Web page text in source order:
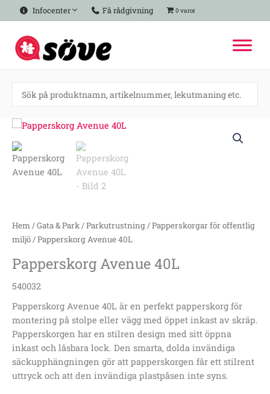
Hoppa
till
innehåll
Infocenter Få rådgivning 0 varor
Hem/Gata & Park/Parkutrustning/Papperskorgar för offentlig
miljö/ Papperskorg Avenue 40L
Papperskorg Avenue 40L
540032
Papperskorg Avenue 40L är en perfekt papperskorg för
montering på stolpe eller vägg med öppet inkast av skräp.
Papperskorgen har en stilren design med sitt öppna
inkast och låsbara lock. Den smarta, dolda invändiga
säckupphängningen gör att papperskorgen får ett stilrent
uttryck och att den invändiga plastpåsen inte syns.
Papperskorg
Avenue
40L
mängd